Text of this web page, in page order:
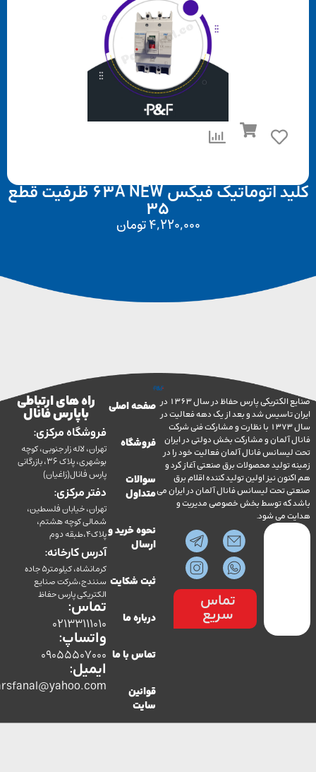
کلید اتوماتیک فیکس 63A NEW ظرفیت قطع
4,220,000تومان
صنایع الکتریکی پارس حفاظ در سال 1363 در
شد و بعد از یک دهه فعالیت در
سال 1373 با نظارت و مشارکت فنی شرکت
و مشارکت بخش دولتی در ایران
فانال آلمان فعالیت خود را در
محصولات برق صنعتی آغاز کرد و
نیز اولین تولید کننده اقلام برق
لیسانس فانال آلمان در ایران می
توسط بخش خصوصی مدیریت و
می شود.
تماس
سریع
صفحه اصلی
فروشگاه
سوالات
متداول
نحوه خرید و
ثبت شکایت
درباره ما
تماس با ما
قوانین
راه های ارتباطی
با پارس فانال
فروشگاه مرکزی:
تهران، لاله زار جنوبی، کوچه
بوشهری، پلاک 36، بازرگانی
پارس فانال(زاغیان)
دفتر مرکزی:
تهران، خیابان فلسطین،
شمالی کوچه هشتم،
پلاک4،طبقه دوم
آدرس کارخانه:
کرمانشاه، کیلومتر5 جاده
سنندج،شرکت صنایع
الکتریکی پارس حفاظ
تماس:
02133111010
واتساپ:
09055507000
ایمیل:
co.parsfanal@yahoo.com